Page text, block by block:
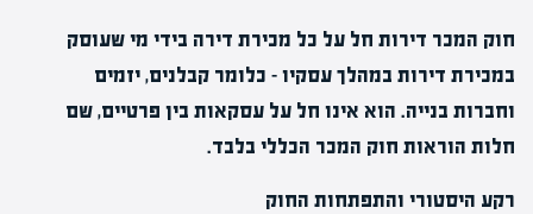
חוק המכר דירות חל על כל מכירת דירה בידי מי שעוסק
במכירת דירות במהלך עסקיו – כלומר קבלנים, יזמים
וחברות בנייה. הוא אינו חל על עסקאות בין פרטיים, שם
חלות הוראות חוק המכר הכללי בלבד.
רקע היסטורי והתפתחות החוק